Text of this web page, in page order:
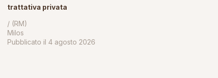
trattativa privata
/ (RM)
Milos
Pubblicato il 4 agosto 2026